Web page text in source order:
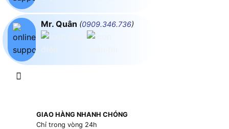
Mr. Quân (0909.346.736)
GIAO HÀNG NHANH CHÓNG
Chỉ trong vòng 24h